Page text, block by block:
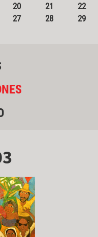
20 21
22
27 28
29